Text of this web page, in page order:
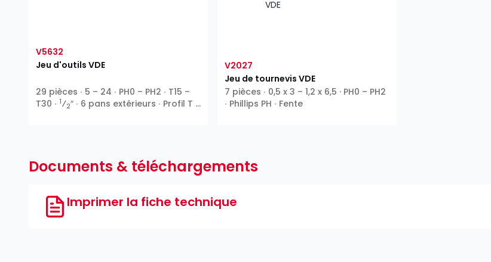
V5632
Jeu d'outils VDE
29 pièces ∙ 5 – 24 ∙ PH0 – PH2 ∙ T15 –
T30 ∙ 1⁄2″ ∙ 6 pans extérieurs ∙ Profil T ∙
V2027
Jeu de tournevis VDE
7 pièces ∙ 0,5 x 3 – 1,2 x 6,5 · PH0 – PH2
∙ Phillips PH ∙ Fente
Documents & téléchargements
Imprimer la fiche technique